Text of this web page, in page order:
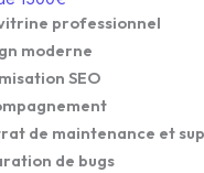
professionnel
moderne
SEO
de maintenance et
de bugs